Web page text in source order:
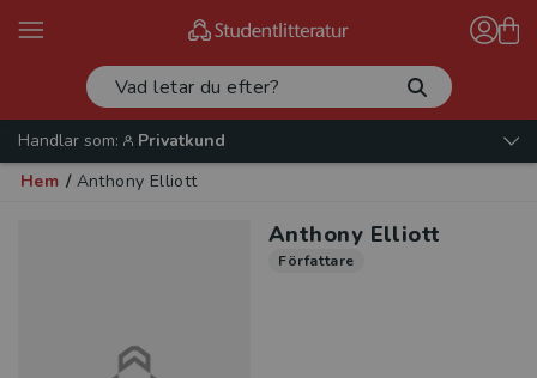
Handlar som:
Privatkund
Hem / Anthony Elliott
Anthony Elliott
Författare